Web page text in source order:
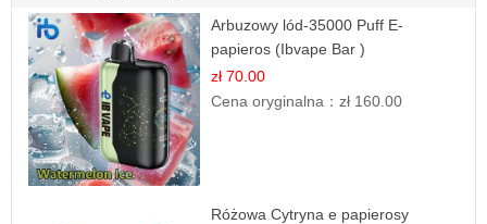
Arbuzowy lód-35000 Puff E-
papieros (Ibvape Bar )
zł 70.00
Cena oryginalna：zł 160.00
Różowa Cytryna e papierosy